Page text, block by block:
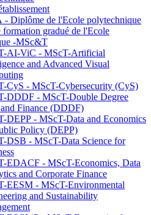
- Diplôme de l'Ecole polytechnique
gradué de l'Ecole
-MSc&T
AI-ViC - MScT-Artificial
and Advanced Visual
CyS - MScT-Cybersecurity (CyS)
DDDF - MScT-Double Degree
Finance (DDDF)
DEPP - MScT-Data and Economics
Policy (DEPP)
DSB - MScT-Data Science for
EDACF - MScT-Economics, Data
and Corporate Finance
EESM - MScT-Environmental
and Sustainability